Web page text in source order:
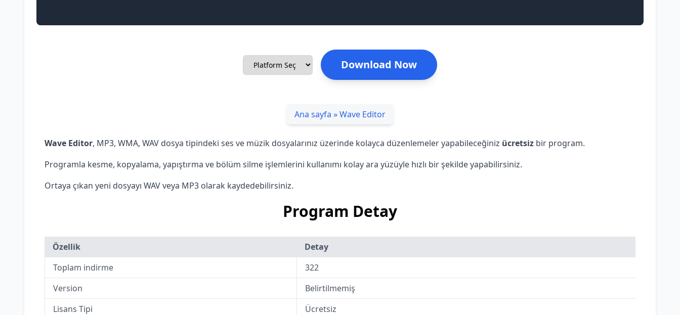
Download Now
Ana sayfa »Wave Editor
Wave Editor, MP3, WMA, WAV dosya tipindeki ses ve müzik dosyalarınız üzerinde kolayca düzenlemeler yapabileceğiniz ücretsiz bir program.
Programla kesme, kopyalama, yapıştırma ve bölüm silme işlemlerini kullanımı kolay ara yüzüyle hızlı bir şekilde yapabilirsiniz.
Ortaya çıkan yeni dosyayı WAV veya MP3 olarak kaydedebilirsiniz.
Program Detay
Özellik
Detay
Toplam indirme
322
Version
Belirtilmemiş
Lisans Tipi
Ücretsiz